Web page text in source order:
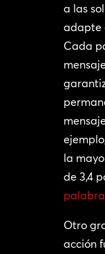
a las
adapte
Cada
la
de 3,4
Otro
acción